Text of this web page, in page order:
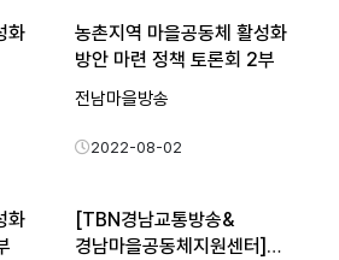
화
농촌지역 마을공동체 활성화
방안 마련 정책 토론회 2부
전남마을방송
2022-08-02
화
[TBN경남교통방송&
경남마을공동체지원센터]